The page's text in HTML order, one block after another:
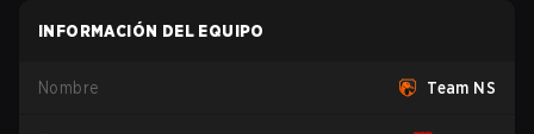
INFORMACIÓN DEL EQUIPO
Nombre Team NS